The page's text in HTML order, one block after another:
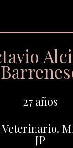
27 años
Veterinario.
JP